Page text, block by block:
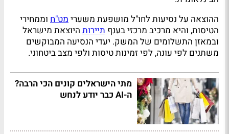
ההוצאה על נסיעות לחו"ל מושפעת משערימט"ח וממחירי
הטיסות, והיא מרכיב מרכזי בענף תיירות היוצאת מישראל
ובמאזן התשלומים של המשק. יעדי הנסיעה המבוקשים
משתנים לפי עונה, לפי זמינות טיסות ולפי מצב ביטחוני.
מתי הישראלים קונים הכי הרבה?
ה-AI כבר יודע לנחש